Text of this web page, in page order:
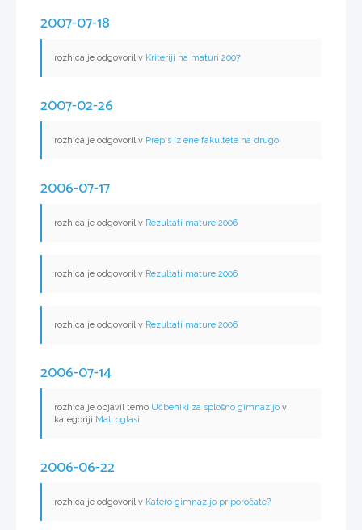
2007-07-18
rozhica je odgovoril v Kriteriji na maturi 2007
2007-02-26
rozhica je odgovoril v Prepis iz ene fakultete na drugo
2006-07-17
rozhica je odgovoril v Rezultati mature 2006
rozhica je odgovoril v Rezultati mature 2006
rozhica je odgovoril v Rezultati mature 2006
2006-07-14
rozhica je objavil temo Učbeniki za splošno gimnazijo v
kategoriji Mali oglasi
2006-06-22
rozhica je odgovoril v Katero gimnazijo priporočate?